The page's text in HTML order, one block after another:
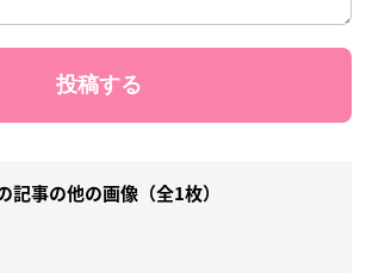
記事の他の画像（全1枚）